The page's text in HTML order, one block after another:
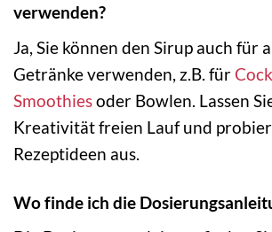
verwenden?
Ja, Sie können den Sirup auch für
Getränke verwenden, z.B. für
Smoothiesoder Bowlen. Lassen
Kreativität freien Lauf und
Rezeptideen aus.
Wo finde ich die